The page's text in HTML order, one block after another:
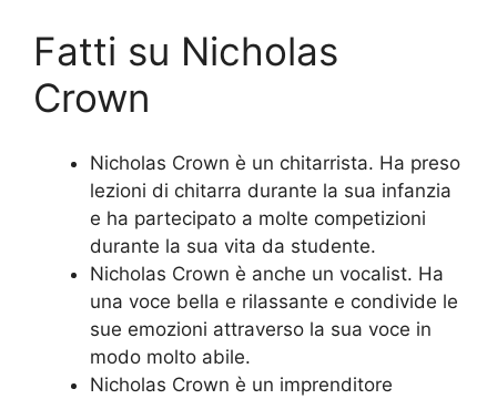
Fatti su Nicholas
Crown
Nicholas Crown è un chitarrista. Ha preso
lezioni di chitarra durante la sua infanzia
e ha partecipato a molte competizioni
durante la sua vita da studente.
Nicholas Crown è anche un vocalist. Ha
una voce bella e rilassante e condivide le
sue emozioni attraverso la sua voce in
modo molto abile.
Nicholas Crown è un imprenditore